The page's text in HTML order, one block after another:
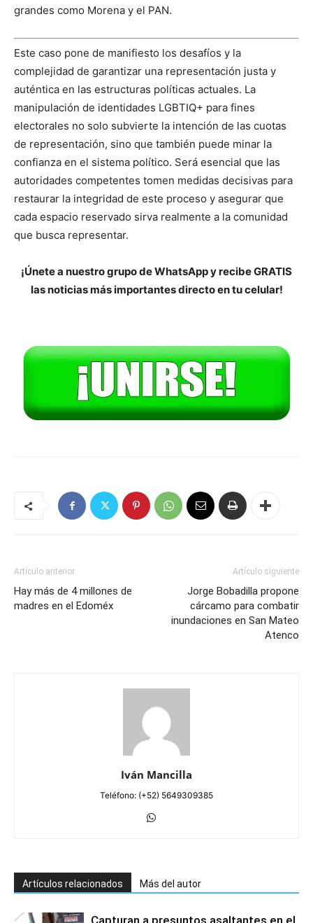
grandes como Morena y el PAN.
Este caso pone de manifiesto los desafíos y la
complejidad de garantizar una representación justa y
auténtica en las estructuras políticas actuales. La
manipulación de identidades LGBTIQ+ para fines
electorales no solo subvierte la intención de las cuotas
de representación, sino que también puede minar la
confianza en el sistema político. Será esencial que las
autoridades competentes tomen medidas decisivas para
restaurar la integridad de este proceso y asegurar que
cada espacio reservado sirva realmente a la comunidad
que busca representar.
¡Únete a nuestro grupo de WhatsApp y recibe GRATIS
las noticias más importantes directo en tu celular!
Artículo anterior
Hay más de 4 millones de
madres en el Edoméx
Artículo siguiente
Jorge Bobadilla propone
cárcamo para combatir
inundaciones en San Mateo
Atenco
Iván Mancilla
Teléfono: (+52) 5649309385
Artículos relacionados Más del autor